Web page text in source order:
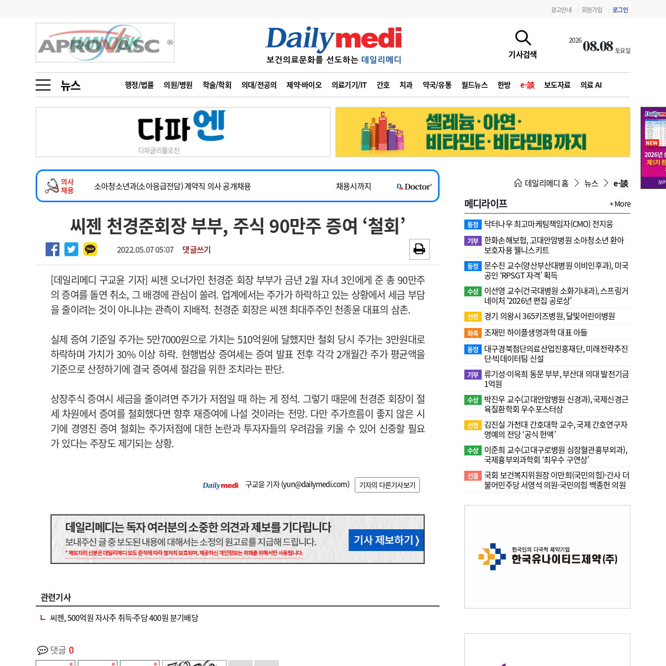
광고안내 회원가입 로그인
기사검색
202608.08 토요일
뉴스 행정/법률 의원/병원 학술/학회 의대/전공의 제약·바이오 의료기기/IT 간호 치과 약국/유통 월드뉴스 한방 e-談 보도자료 의료 AI
금주의 검색어
1
의사인력 수급 추계
2
성분명 처방
3
AI의료
4
전공의 모집 결과
6
관리급여 실시
지필공 지원책
수련환경 개선
의과대학 입시
메디인포 인사 사고
오피니언 칼럼 수첩
인물 초대석 피플
동영상뉴스
포토뉴스
메디 Hospital 지역병원 중소병원
인포메이션 행정처분 판례 정책/통계 공시 지침·기준·평가 약제급여 심사 결과
고객센터 회사소개 법적고지 광고안내
의사
채용
2026년 하반기 인턴 모집
~2026-08-31
소아청소년과(소아응급전담) 계약직 의사 공개채용
채용시까지
계약직(응급의학과 전문의) 직원모집
채용시까지
하반기 전공의(레지던트1년차) 모집
~2026-08-15
2026년 하반기 인턴 모집
마취통증의학과 임기제 임상의사 채용
채용시까지
씨젠 천경준회장 부부, 주식 90만주 증여 ‘철회’
2022.05.07 05:07 댓글쓰기
[데일리메디 구교윤 기자] 씨젠 오너가인 천경준 회장 부부가 금년 2월 자녀 3인에게 준 총 90만주
의 증여를 돌연 취소, 그 배경에 관심이 쏠려. 업계에서는 주가가 하락하고 있는 상황에서 세금 부담
을 줄이려는 것이 아니냐는 관측이 지배적. 천경준 회장은 씨젠 최대주주인 천종윤 대표의 삼촌.
실제 증여 기준일 주가는 5만7000원으로 가치는 510억원에 달했지만 철회 당시 주가는 3만원대로
하락하며 가치가 30% 이상 하락. 현행법상 증여세는 증여 발표 전후 각각 2개월간 주가 평균액을
기준으로 산정하기에 결국 증여세 절감을 위한 조치라는 판단.
상장주식 증여시 세금을 줄이려면 주가가 저점일 때 하는 게 정석. 그렇기 때문에 천경준 회장이 절
세 차원에서 증여를 철회했다면 향후 재증여에 나설 것이라는 전망. 다만 주가흐름이 좋지 않은 시
기에 경영진 증여 철회는 주가저점에 대한 논란과 투자자들의 우려감을 키울 수 있어 신중할 필요
가 있다는 주장도 제기되는 상황.
구교윤 기자 (yun@dailymedi.com) 기자의 다른기사보기
관련기사
씨젠, 500억원 자사주 취득·주당 400원 분기배당
댓글 0
데일리메디 홈 뉴스 e-談
메디라이프 + More
동정 닥터나우 최고마케팅책임자(CMO) 전지웅
기부 한화손해보험, 고대안암병원 소아청소년 환아
보호자용 웰니스키트
동정
문수진 교수( 양산부산대병원 이비인후과), 미국
공인 ‘RPSGT 자격’ 획득
수상
이선영 교수(건국대병원 소화기내과), 스프링거
네이처 ‘2026년 편집 공로상’
선정 경기 의왕시 365키즈병원, 달빛어린이병원
화촉 조재민 하이플생명과학 대표 아들
동정
대구경북첨단의료산업진흥재단, 미래전략추진
단·빅데이터팀 신설
기부 류기성·이옥희 동문 부부, 부산대 의대 발전기금
1억원
수상
박진우 교수(고대안암병원 신경과), 국제신경근
육질환학회 우수포스터상
선정
김진실 가천대 간호대학 교수, 국제 간호연구자
명예의 전당 ‘공식 헌액’
수상
이준희 교수(고대구로병원 심장혈관흉부외과),
국제흉부외과학회 ‘최우수 구연상’
선출 국회 보건복지위원장 이만희(국민의힘)-간사 더
불어민주당 서영석 의원·국민의힘 백종헌 의원